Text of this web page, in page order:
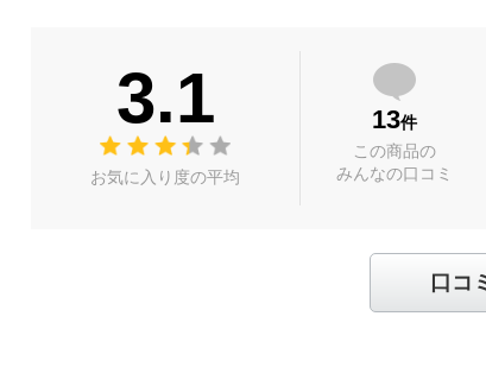
3.1
お気に入り度の平均
13件
この商品の
みんなの口コミ
口コ